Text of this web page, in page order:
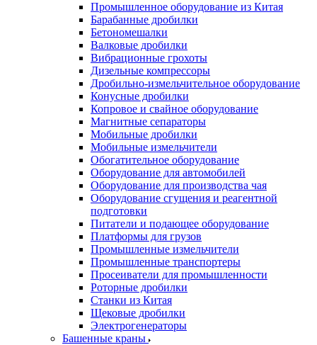
Промышленное оборудование из Китая
Барабанные дробилки
Бетономешалки
Валковые дробилки
Вибрационные грохоты
Дизельные компрессоры
Дробильно-измельчительное оборудование
Конусные дробилки
Копровое и свайное оборудование
Магнитные сепараторы
Мобильные дробилки
Мобильные измельчители
Обогатительное оборудование
Оборудование для автомобилей
Оборудование для производства чая
Оборудование сгущения и реагентной
подготовки
Питатели и подающее оборудование
Платформы для грузов
Промышленные измельчители
Промышленные транспортеры
Просеиватели для промышленности
Роторные дробилки
Станки из Китая
Щековые дробилки
Электрогенераторы
Башенные краны